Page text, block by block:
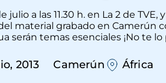
julio a las 11.30 h. en La 2 de
material grabado en Camerún
serán temas esenciales ¡No te lo
2013 Camerún África